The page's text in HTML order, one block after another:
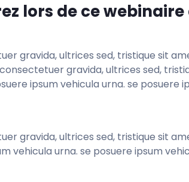
lors de ce
gravida, ultrices sed, tristique sit
gravida, ultrices sed,
ipsum vehicula urna. se posuere
gravida, ultrices sed, tristique sit
vehicula urna. se posuere ipsum